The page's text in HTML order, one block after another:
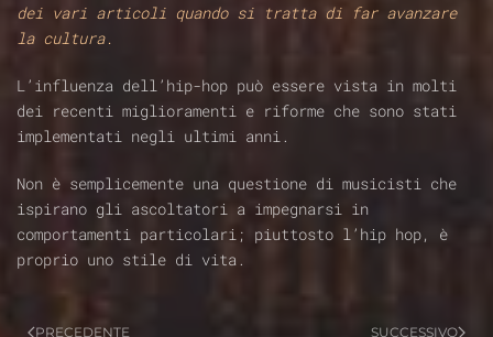
dei vari articoli quando si tratta di far avanzare
la cultura.
L’influenza dell’hip-hop può essere vista in molti
dei recenti miglioramenti e riforme che sono stati
implementati negli ultimi anni.
Non è semplicemente una questione di musicisti che
ispirano gli ascoltatori a impegnarsi in
comportamenti particolari; piuttosto l’hip hop, è
proprio uno stile di vita.
PRECEDENTE SUCCESSIVO